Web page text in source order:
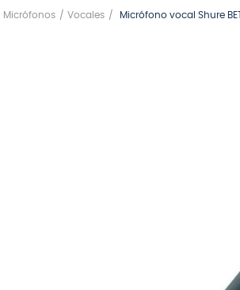
Micrófonos Vocales Micrófono vocal Shure